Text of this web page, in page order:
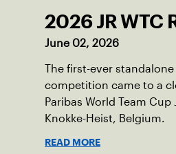
2026 JR WTC
June 02, 2026
The first-ever
competition came to a
Paribas World Team
Knokke-Heist, Belgium.
READ MORE